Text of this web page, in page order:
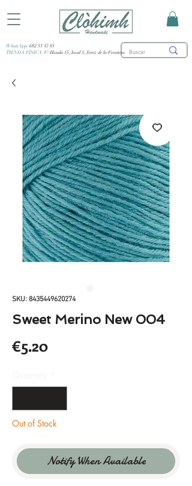
WhatsApp: 682 53 47 85
TIENDA FÍSICA: C/ Honda 15, local 3, Jerez de la Frontera
SKU: 8435449620274
Sweet Merino New 004
€5.20Price
Out of Stock
Notify When Available